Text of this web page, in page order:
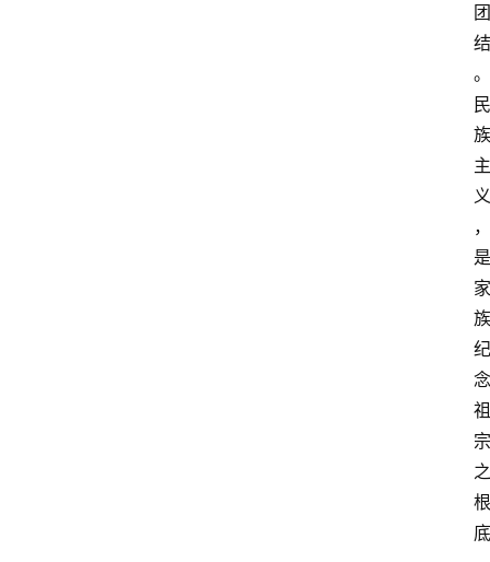
团
结
。
民
族
主
义
，
是
家
族
纪
念
祖
宗
之
根
底